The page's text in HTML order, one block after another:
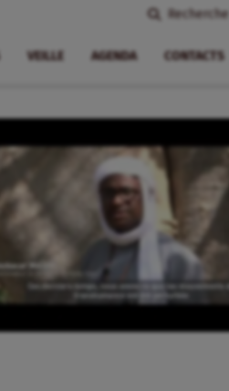
Recherche
VEILLE AGENDA CONTACTS